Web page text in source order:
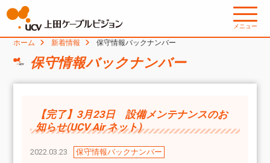
メニュー
ホーム 新着情報 保守情報バックナンバー
保守情報バックナンバー
【完了】3月23日 設備メンテナンスのお
知らせ(UCV Air ネット)
2022.03.23 保守情報バックナンバー